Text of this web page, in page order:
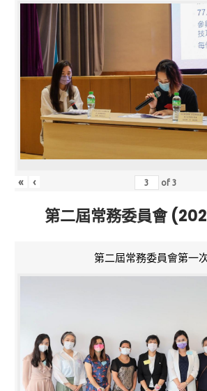
« ‹ of3
第二屆常務委員會
第二屆常務委員會第一